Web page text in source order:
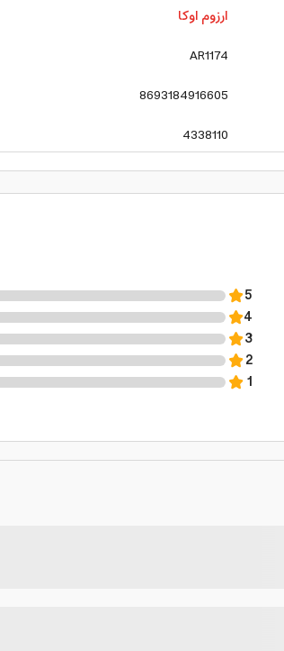
ارزوم اوكا
AR1174
8693184916605
4338110
5
4
3
2
1